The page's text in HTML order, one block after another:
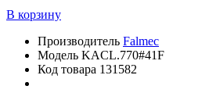
В корзину
Производитель Falmec
Модель KACL.770#41F
Код товара 131582